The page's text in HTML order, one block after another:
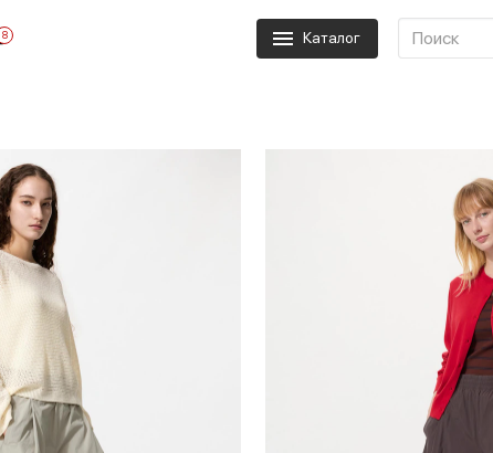
8 Каталог